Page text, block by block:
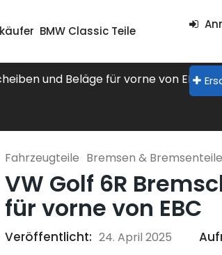
BMW Classic Teile
und Beläge für vorne von EBC
Fahrzeugteile Bremsen & Bremsenteile
VW Golf 6R
für vorne von EBC
Veröffentlicht: 24. April 2025